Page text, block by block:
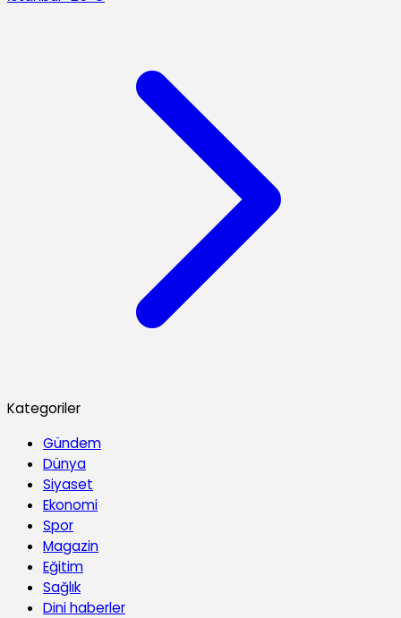
Kategoriler
Gündem
Dünya
Siyaset
Ekonomi
Spor
Magazin
Eğitim
Sağlık
Dini haberler